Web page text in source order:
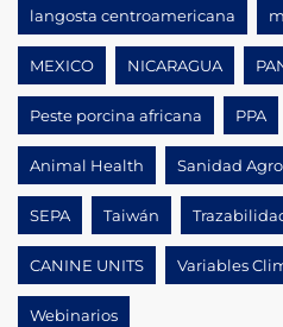
langosta centroamericana
MEXICO NICARAGUA
Peste porcina africana PPA
Animal Health Sanidad
SEPA Taiwán
CANINE UNITS Variables
Webinarios